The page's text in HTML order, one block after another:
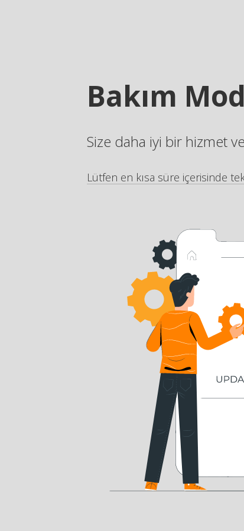
Bakım
Size daha iyi bir hizmet
Lütfen en kısa süre içerisinde